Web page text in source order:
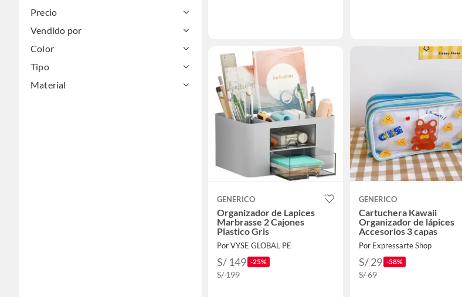
Precio
Vendido por
Color
Tipo
Material
GENERICO
Organizador de Lapices
Marbrasse 2 Cajones
Plastico Gris
Por VYSE GLOBAL PE
S/ 149 -25%
S/ 199
GENERICO
Cartuchera Kawaii
Organizador de lápices
Accesorios 3 capas
Por Expressarte Shop
S/ 29 -58%
S/ 69